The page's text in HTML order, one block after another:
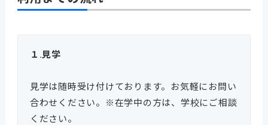
１.見学
見学は随時受け付けております。お気軽にお問い
合わせください。※在学中の方は、学校にご相談
ください。